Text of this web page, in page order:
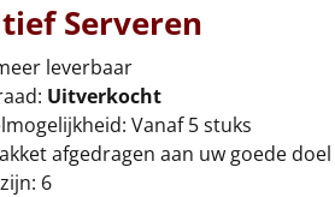
Serveren
leverbaar
Uitverkocht
Vanaf 5 stuks
afgedragen aan uw goede
6